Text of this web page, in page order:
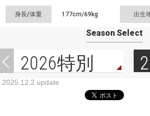
身長/体重 177cm/69kg 出生
Season Select
2026特別
2025.12.2 update